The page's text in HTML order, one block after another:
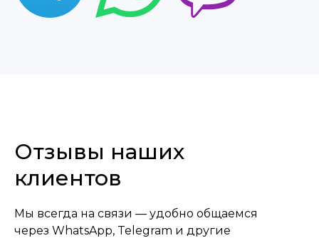
Отзывы наших
клиентов
Мы всегда на связи — удобно общаемся
через WhatsApp, Telegram и другие
+48
Соглашаюсь сполитикой
конфиденциальности